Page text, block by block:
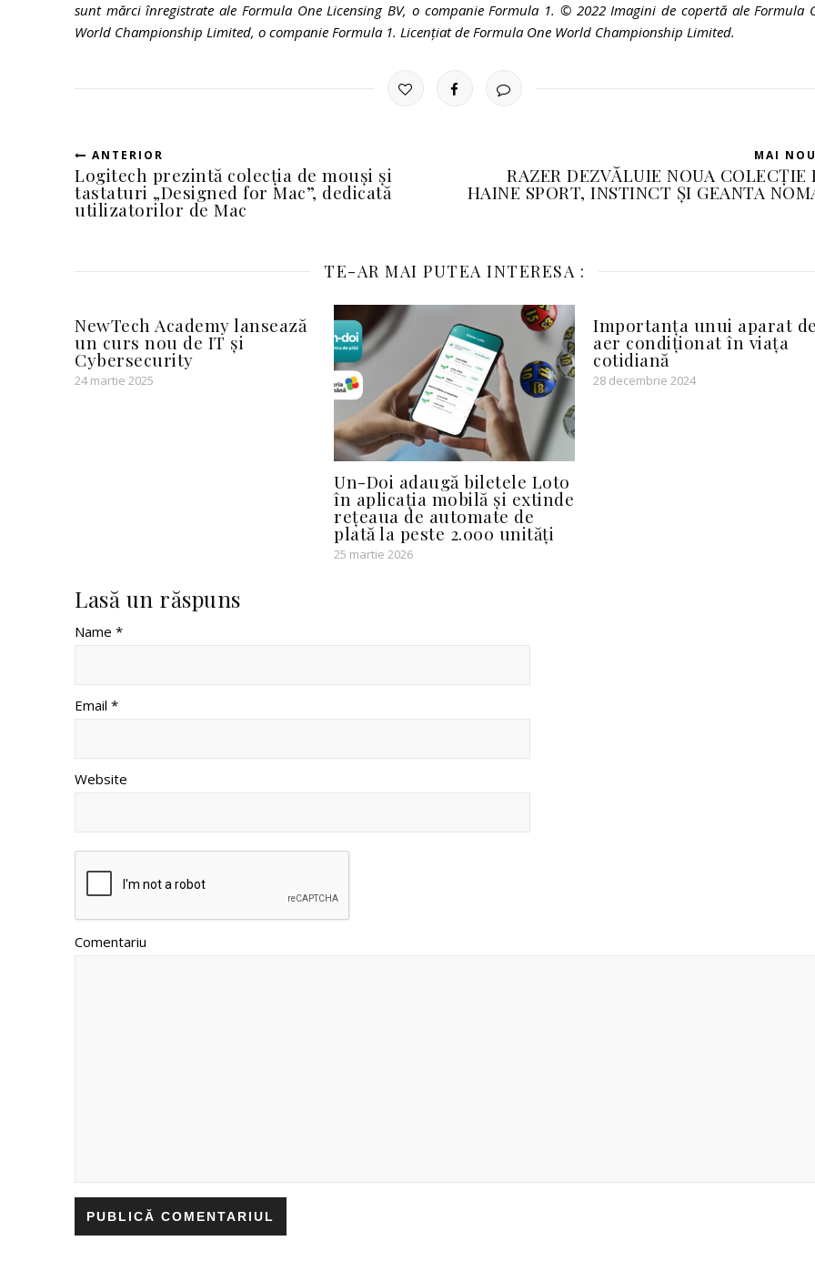
sunt mărci înregistrate ale Formula One Licensing BV, o companie Formula 1. © 2022 Imagini de copertă ale Formula
World Championship Limited, o companie Formula 1. Licențiat de Formula One World Championship Limited.
ANTERIOR
Logitech prezintă colecția de mouși și
tastaturi „Designed for Mac”, dedicată
utilizatorilor de Mac
MAI NOU
RAZER DEZVĂLUIE NOUA COLECȚIE
HAINE SPORT, INSTINCT ȘI GEANTA
TE-AR MAI PUTEA INTERESA :
NewTech Academy lansează
un curs nou de IT și
Cybersecurity
24 martie 2025
Un-Doi adaugă biletele Loto
în aplicația mobilă și extinde
rețeaua de automate de
plată la peste 2.000 unități
25 martie 2026
Importanța unui aparat de
aer condiționat în viața
cotidiană
28 decembrie 2024
Lasă un răspuns
Name *
Email *
Website
Comentariu